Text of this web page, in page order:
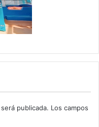
publicada. Los campos